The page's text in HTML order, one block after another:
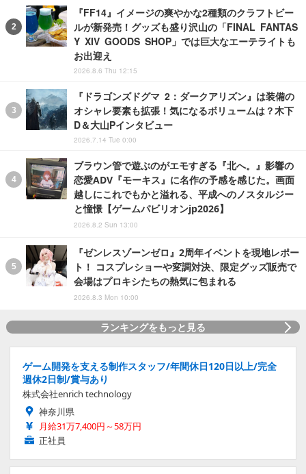
『FF14』イメージの爽やかな2種類のクラフトビー
ルが新発売！グッズも盛り沢山の「FINAL FANTAS
Y XIV GOODS SHOP」では巨大なエーテライトも
お出迎え
2026.8.6 Thu 12:15
『ドラゴンズドグマ 2：ダークアリズン』は装備の
オシャレ要素も拡張！気になるボリュームは？木下
D＆大山Pインタビュー
2026.7.14 Tue 0:00
ブラウン管で遊ぶのがエモすぎる『北へ。』影響の
恋愛ADV『モーキス』に名作の予感を感じた。画面
越しにこれでもかと溢れる、平成へのノスタルジー
と憧憬【ゲームパビリオンjp2026】
2026.8.2 Sun 13:00
『ゼンレスゾーンゼロ』2周年イベントを現地レポー
ト！ コスプレショーや変調対決、限定グッズ販売で
会場はプロキシたちの熱気に包まれる
2026.8.3 Mon 10:00
ランキングをもっと見る
ゲーム開発を支える制作スタッフ/年間休日120日以上/完全
週休2日制/賞与あり
株式会社enrich technology
神奈川県
月給31万7,400円～58万円
正社員